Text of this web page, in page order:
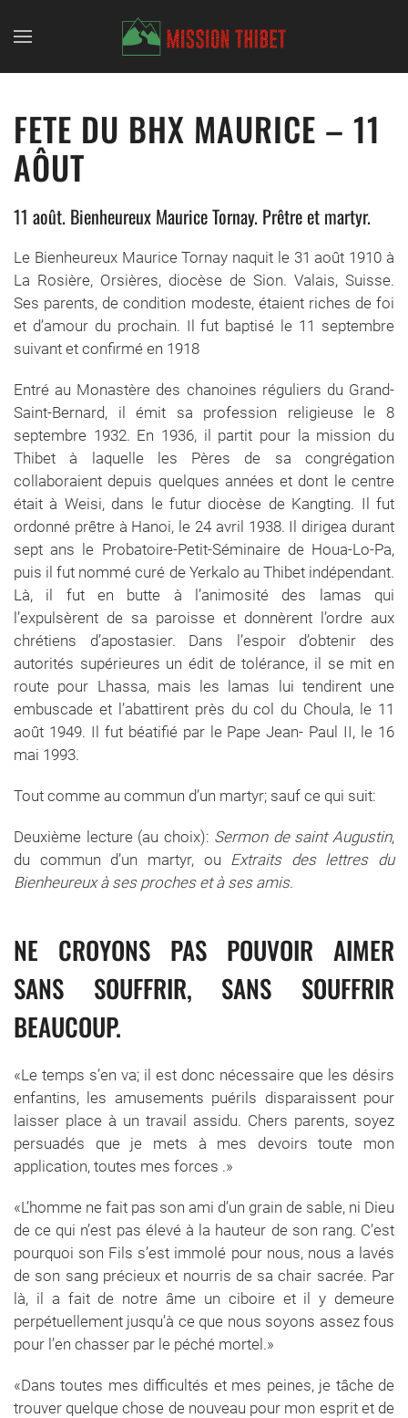
Skip to main content
FETE DU BHX MAURICE – 11
AÔUT
11 août. Bienheureux Maurice Tornay. Prêtre et martyr.
Le Bienheureux Maurice Tornay naquit le 31 août 1910 à
La Rosière, Orsières, diocèse de Sion. Valais, Suisse.
Ses parents, de condition modeste, étaient riches de foi
et d’amour du prochain. Il fut baptisé le 11 septembre
suivant et confirmé en 1918
Entré au Monastère des chanoines réguliers du Grand-
Saint-Bernard, il émit sa profession religieuse le 8
septembre 1932. En 1936, il partit pour la mission du
Thibet à laquelle les Pères de sa congrégation
collaboraient depuis quelques années et dont le centre
était à Weisi, dans le futur diocèse de Kangting. Il fut
ordonné prêtre à Hanoi, le 24 avril 1938. Il dirigea durant
sept ans le Probatoire-Petit-Séminaire de Houa-Lo-Pa,
puis il fut nommé curé de Yerkalo au Thibet indépendant.
Là, il fut en butte à l’animosité des lamas qui
l’expulsèrent de sa paroisse et donnèrent l’ordre aux
chrétiens d’apostasier. Dans l’espoir d’obtenir des
autorités supérieures un édit de tolérance, il se mit en
route pour Lhassa, mais les lamas lui tendirent une
embuscade et l’abattirent près du col du Choula, le 11
août 1949. Il fut béatifié par le Pape Jean- Paul II, le 16
mai 1993.
Tout comme au commun d’un martyr; sauf ce qui suit:
Deuxième lecture (au choix): Sermon de saint Augustin,
du commun d’un martyr, ou Extraits des lettres du
Bienheureux à ses proches et à ses amis.
NE CROYONS PAS POUVOIR AIMER
SANS SOUFFRIR, SANS SOUFFRIR
BEAUCOUP.
«Le temps s’en va; il est donc nécessaire que les désirs
enfantins, les amusements puérils disparaissent pour
laisser place à un travail assidu. Chers parents, soyez
persuadés que je mets à mes devoirs toute mon
application, toutes mes forces .»
«L’homme ne fait pas son ami d’un grain de sable, ni Dieu
de ce qui n’est pas élevé à la hauteur de son rang. C’est
pourquoi son Fils s’est immolé pour nous, nous a lavés
de son sang précieux et nourris de sa chair sacrée. Par
là, il a fait de notre âme un ciboire et il y demeure
perpétuellement jusqu’à ce que nous soyons assez fous
pour l’en chasser par le péché mortel.»
«Dans toutes mes difficultés et mes peines, je tâche de
trouver quelque chose de nouveau pour mon esprit et de